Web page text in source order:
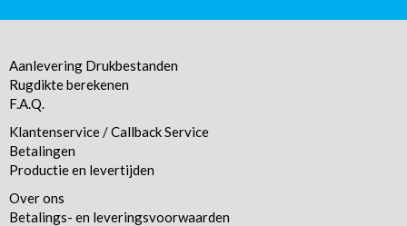
Aanlevering Drukbestanden
Rugdikte berekenen
F.A.Q.
Klantenservice / Callback Service
Betalingen
Productie en levertijden
Over ons
Betalings- en leveringsvoorwaarden